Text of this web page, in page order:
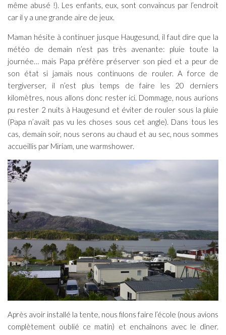
même abusé !). Les enfants, eux, sont convaincus par l’endroit
car il y a une grande aire de jeux.
Maman hésite à continuer jusque Haugesund, il faut dire que la
météo de demain n’est pas très avenante: pluie toute la
journée… mais Papa préfère préserver son pied et a peur de
son état si jamais nous continuons de rouler. A force de
tergiverser, il n’est plus temps de faire les 20 derniers
kilomètres, nous allons donc rester ici. Dommage, nous aurions
pu rester 2 nuits à Haugesund et éviter de rouler sous la pluie
(Papa n’avait pas vu les choses sous cet angle). Dans tous les
cas, demain soir, nous serons au chaud et au sec, nous sommes
accueillis par Miriam, une warmshower.
Après avoir installé la tente, nous filons faire l’école (nous avions
complètement oublié ce matin) et enchaînons avec le dîner.